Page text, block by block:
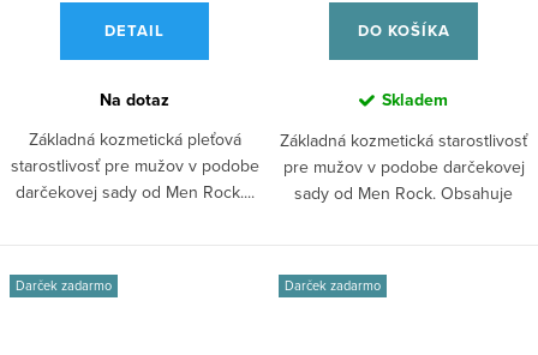
DETAIL
Na dotaz
Základná kozmetická pleťová
starostlivosť pre mužov v podobe
darčekovej sady od Men Rock....
DO KOŠÍKA
Skladem
Základná kozmetická starostlivosť
pre mužov v podobe darčekovej
sady od Men Rock. Obsahuje
Darček zadarmo Darček zadarmo